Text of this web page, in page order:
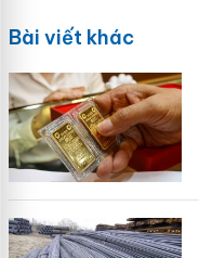
Bài viết khác